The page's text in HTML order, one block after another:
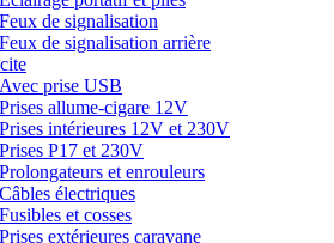
Feux de signalisation
Feux de signalisation arrière
Avec prise USB
Prises allume-cigare 12V
Prises intérieures 12V et 230V
Prises P17 et 230V
Prolongateurs et enrouleurs
Câbles électriques
Fusibles et cosses
Prises extérieures caravane